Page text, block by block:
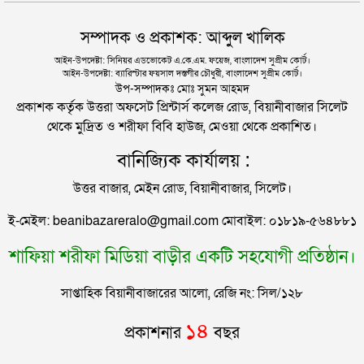
সিলেটে বিচার নিয়ে হতাশ ৬ শহীদ পরিবার
দিল্লিতে শেখ হাসিনার বক্তব্য দেওয়া নিয়ে পররাষ্ট্র
মন্ত্রণালয়ের ক্ষোভ
সিলেটের সাবেক মন্ত্রী-এমপিরা কে কোথায়?
জুলাই আন্দোলন ছাত্র-জনতার বীরত্বের স্মারকস্তম্ভ:
বিয়ানীবাজারের ইউএনও
সিলেটে সড়ক দুর্ঘটনায় প্রাণ গেল যুবকের
ইউনূসকে সঙ্গে নিয়ে জুলাই স্মৃতি জাদুঘর উদ্বোধন করলেন
সম্পাদক ও প্রকাশক: আব্দুল খালিক
আইন-উপদেষ্টা: সিনিয়র এডভোকেট এ.কে.এম. ফয়েজ, বাংলাদেশ সুপ্রীম কোর্ট।
আইন-উপদেষ্টা: ব্যারিস্টার ফয়সাল দস্তগীর চৌধুরী, বাংলাদেশ সুপ্রীম কোর্ট।
উপ-সম্পাদকঃ মোঃ সুমন আহমদ
প্রকাশক কর্তৃক উত্তরা অফসেট প্রিন্টার্স কলেজ রোড, বিয়ানীবাজার সিলেট
থেকে মুদ্রিত ও শরীফা বিবি হাউজ, মেওয়া থেকে প্রকাশিত।
বানিজ্যিক কার্যালয় :
উত্তর বাজার, মেইন রোড, বিয়ানীবাজার, সিলেট।
ই-মেইল: beanibazareralo@gmail.com মোবাইল: ০১৮১৯-৫৬৪৮৮১
শাফিয়া শরীফা মিডিয়া বাড়ীর একটি সহযোগী প্রতিষ্ঠান।
সাপ্তাহিক বিয়ানীবাজারের আলো, রেজি নং: সিল/১২৮
প্রকাশনার ১৪ বছর